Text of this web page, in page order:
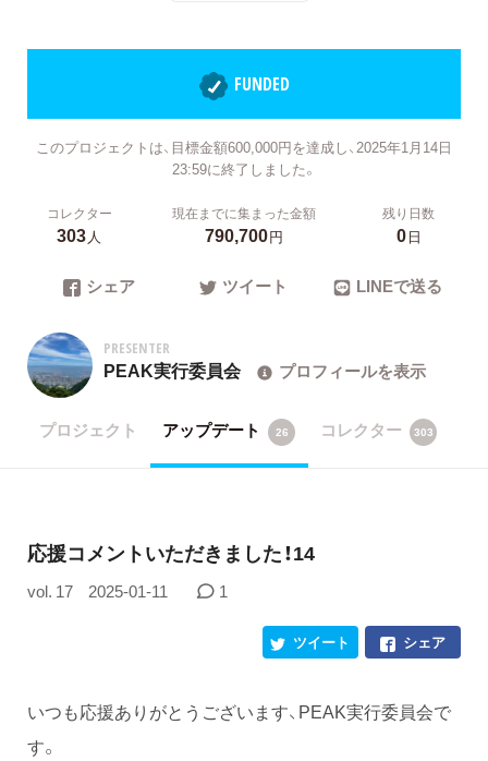
FUNDED
このプロジェクトは、目標金額600,000円を達成し、2025年1月14日
23:59に終了しました。
コレクター
303人
現在までに集まった金額
790,700円
残り日数
0日
シェア ツイート LINEで送る
PRESENTER
PEAK実行委員会 プロフィールを表示
プロジェクト アップデート 26 コレクター 303
応援コメントいただきました！14
vol. 17 2025-01-11 1
シェア
ツイート
いつも応援ありがとうございます、PEAK実行委員会で
す。